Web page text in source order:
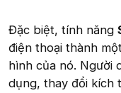
Đặc biệt, tính năng
điện thoại thành
hình của nó. Người
dụng, thay đổi kích